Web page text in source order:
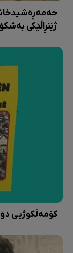
ژێنڕاڵێکی
کۆمەڵکوژیی